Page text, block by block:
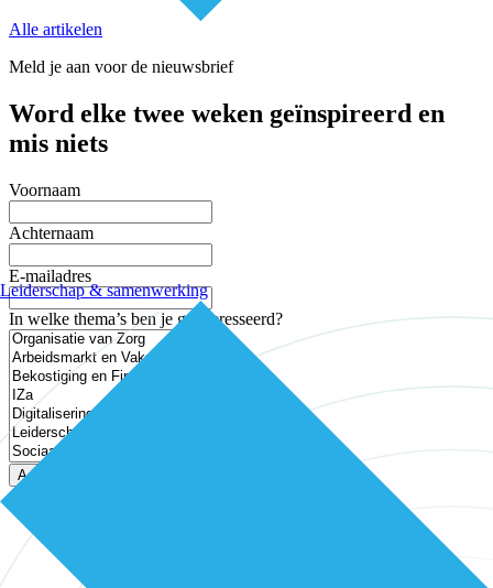
Leiderschap & samenwerking
Alle artikelen
Meld je aan voor de nieuwsbrief
Word elke twee weken geïnspireerd en
mis niets
Voornaam
Achternaam
E-mailadres
In welke thema’s ben je geïnteresseerd?
Aanmelden